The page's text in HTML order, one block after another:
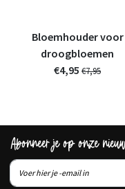
Bloemhouder voor
droogbloemen
€4,95 €7,95
Abonneer je op onze